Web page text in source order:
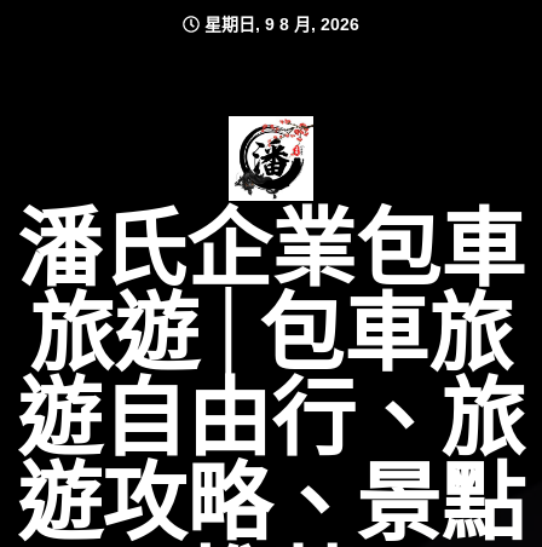
星期日, 9 8 月, 2026
潘氏企業包車
旅遊│包車旅
遊自由行、旅
遊攻略、景點